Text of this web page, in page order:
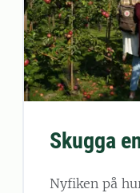
Skugga
Nyfiken på